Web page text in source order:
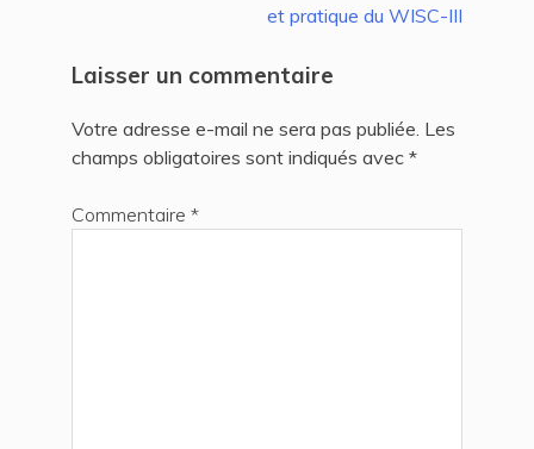
et pratique du WISC-III
Laisser un commentaire
Votre adresse e-mail ne sera pas publiée. Les
champs obligatoires sont indiqués avec *
Commentaire *